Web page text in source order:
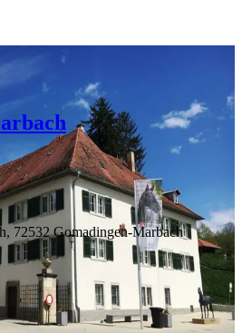
72532 Gomadingen-Marbach